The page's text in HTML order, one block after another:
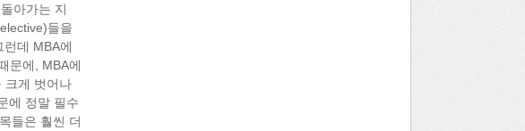
아가는 지
들을
데 MBA에
문에, MBA에
크게 벗어나
에 정말 필수
들은 훨씬 더